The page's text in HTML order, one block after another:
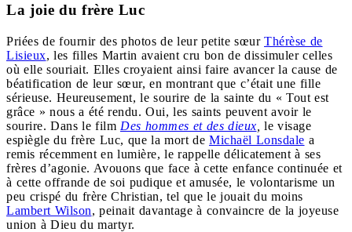
La joie du frère Luc
Priées de fournir des photos de leur petite sœur Thérèse de
Lisieux, les filles Martin avaient cru bon de dissimuler celles
où elle souriait. Elles croyaient ainsi faire avancer la cause de
béatification de leur sœur, en montrant que c’était une fille
sérieuse. Heureusement, le sourire de la sainte du « Tout est
grâce » nous a été rendu. Oui, les saints peuvent avoir le
sourire. Dans le film Des hommes et des dieux le visage
espiègle du frère Luc, que la mort de Michaël Lonsdale a
remis récemment en lumière, le rappelle délicatement à ses
frères d’agonie. Avouons que face à cette enfance continuée et
à cette offrande de soi pudique et amusée, le volontarisme un
peu crispé du frère Christian, tel que le jouait du moins
Lambert Wilson, peinait davantage à convaincre de la joyeuse
union à Dieu du martyr.